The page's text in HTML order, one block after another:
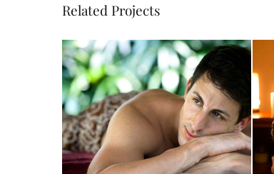
Related Projects